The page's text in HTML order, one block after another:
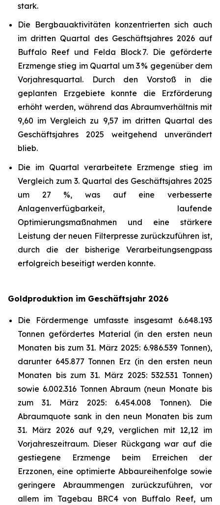
stark.
Die Bergbauaktivitäten konzentrierten sich auch
im dritten Quartal des Geschäftsjahres 2026 auf
Buffalo Reef und Felda Block 7. Die geförderte
Erzmenge stieg im Quartal um 3 % gegenüber dem
Vorjahresquartal. Durch den Vorstoß in die
geplanten Erzgebiete konnte die Erzförderung
erhöht werden, während das Abraumverhältnis mit
9,60 im Vergleich zu 9,57 im dritten Quartal des
Geschäftsjahres 2025 weitgehend unverändert
blieb.
Die im Quartal verarbeitete Erzmenge stieg im
Vergleich zum 3. Quartal des Geschäftsjahres 2025
um 27 %, was auf eine verbesserte
Anlagenverfügbarkeit, laufende
Optimierungsmaßnahmen und eine stärkere
Leistung der neuen Filterpresse zurückzuführen ist,
durch die der bisherige Verarbeitungsengpass
erfolgreich beseitigt werden konnte.
Goldproduktion im Geschäftsjahr 2026
Die Fördermenge umfasste insgesamt 6.648.193
Tonnen gefördertes Material (in den ersten neun
Monaten bis zum 31. März 2025: 6.986.539 Tonnen),
darunter 645.877 Tonnen Erz (in den ersten neun
Monaten bis zum 31. März 2025: 532.531 Tonnen)
sowie 6.002.316 Tonnen Abraum (neun Monate bis
zum 31. März 2025: 6.454.008 Tonnen). Die
Abraumquote sank in den neun Monaten bis zum
31. März 2026 auf 9,29, verglichen mit 12,12 im
Vorjahreszeitraum. Dieser Rückgang war auf die
gestiegene Erzmenge beim Erreichen der
Erzzonen, eine optimierte Abbaureihenfolge sowie
geringere Abraummengen zurückzuführen, vor
allem im Tagebau BRC4 von Buffalo Reef, um